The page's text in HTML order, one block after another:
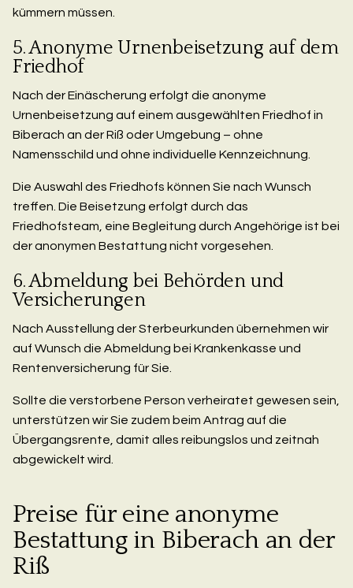
kümmern müssen.
5. Anonyme Urnenbeisetzung auf dem
Friedhof
Nach der Einäscherung erfolgt die anonyme
Urnenbeisetzung auf einem ausgewählten Friedhof in
Biberach an der Riß oder Umgebung – ohne
Namensschild und ohne individuelle Kennzeichnung.
Die Auswahl des Friedhofs können Sie nach Wunsch
treffen. Die Beisetzung erfolgt durch das
Friedhofsteam, eine Begleitung durch Angehörige ist bei
der anonymen Bestattung nicht vorgesehen.
6. Abmeldung bei Behörden und
Versicherungen
Nach Ausstellung der Sterbeurkunden übernehmen wir
auf Wunsch die Abmeldung bei Krankenkasse und
Rentenversicherung für Sie.
Sollte die verstorbene Person verheiratet gewesen sein,
unterstützen wir Sie zudem beim Antrag auf die
Übergangsrente, damit alles reibungslos und zeitnah
abgewickelt wird.
Preise für eine anonyme
Bestattung in Biberach an der
Riß